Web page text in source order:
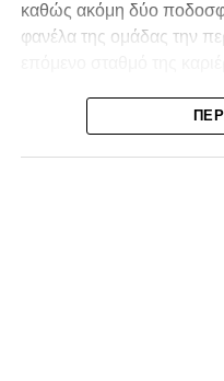
καθώς ακόμη δύο
φανέλα της ομάδας την
Ο λόγος για τον Βασίλη
Στάγκο, οι οποίοι θα
τους πορεία στον